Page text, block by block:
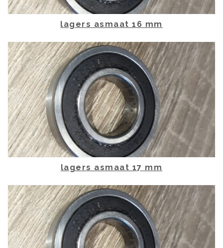
lagers asmaat 16 mm
lagers asmaat 17 mm